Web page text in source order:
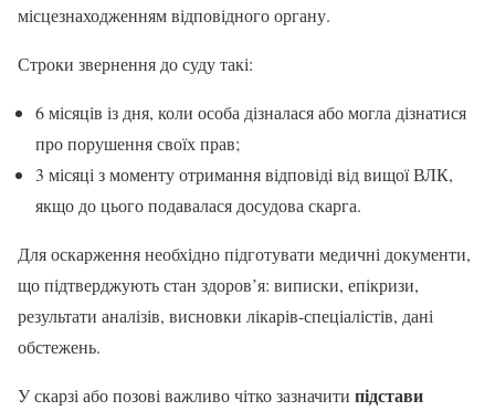
місцезнаходженням відповідного органу.
Строки звернення до суду такі:
6 місяців із дня, коли особа дізналася або могла дізнатися
про порушення своїх прав;
3 місяці з моменту отримання відповіді від вищої ВЛК,
якщо до цього подавалася досудова скарга.
Для оскарження необхідно підготувати медичні документи,
що підтверджують стан здоров’я: виписки, епікризи,
результати аналізів, висновки лікарів-спеціалістів, дані
обстежень.
У скарзі або позові важливо чітко зазначити підстави